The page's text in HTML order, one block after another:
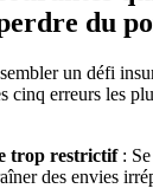
du
un défi
cinq erreurs les
trop restrictif: Se
des envies